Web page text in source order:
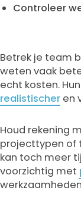
Controleer
Betrek je team
weten vaak
echt kosten.
realistischer en
Houd rekening
projecttypen of
kan toch meer
voorzichtig met